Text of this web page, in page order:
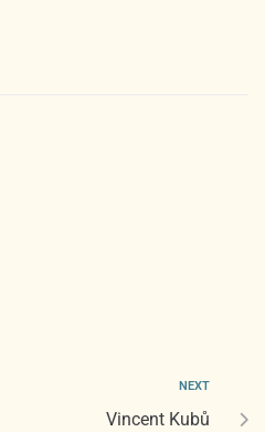
NEXT
Vincent Kubů